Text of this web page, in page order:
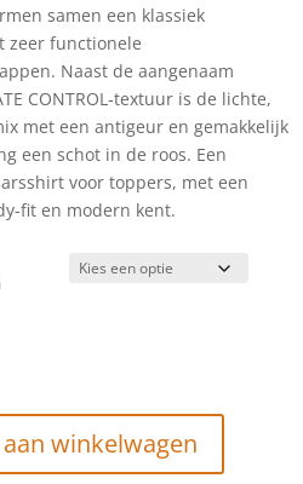
samen een klassiek
zeer functionele
Naast de aangenaam
CONTROL-textuur is de lichte,
met een antigeur en gemakkelijk
een schot in de roos. Een
voor toppers, met een
fit en modern kent.
winkelwagen